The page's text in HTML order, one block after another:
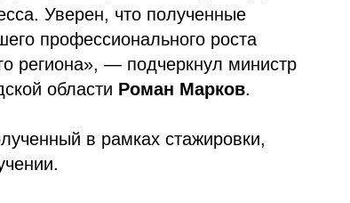
Уверен, что полученные
профессионального роста
региона», — подчеркнул министр
области Роман Марков.
в рамках стажировки,